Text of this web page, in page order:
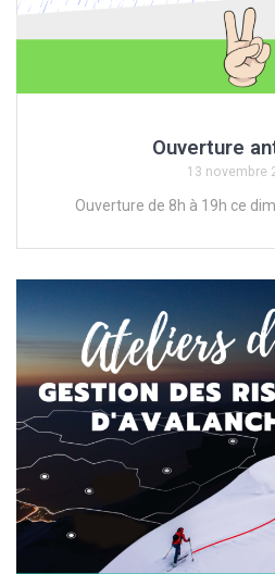
Ouverture
13 novembre
Ouverture de 8h à 19h ce